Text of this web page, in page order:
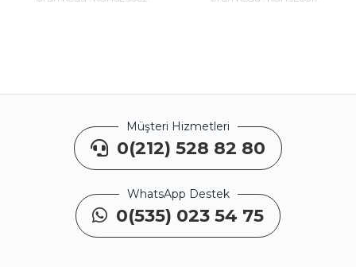
Müşteri Hizmetleri
0(212) 528 82 80
WhatsApp Destek
0(535) 023 54 75